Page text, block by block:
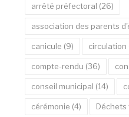
arrêté préfectoral (26)
association des parents
canicule (9) circulation
compte-rendu (36)
conseil municipal (14)
cérémonie (4) Déchets